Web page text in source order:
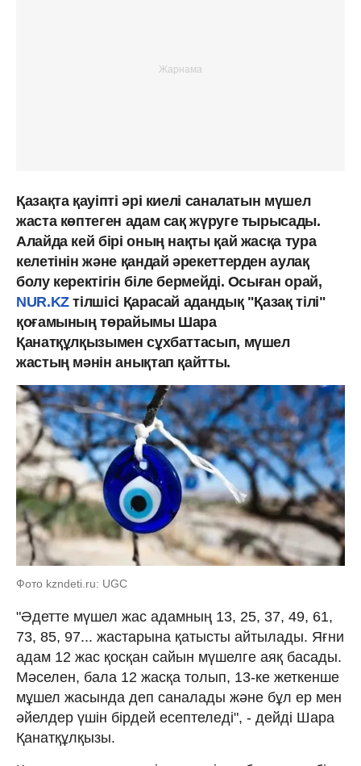
Қазақта қауіпті әрі киелі саналатын мүшел
жаста көптеген адам сақ жүруге тырысады.
Алайда кей бірі оның нақты қай жасқа тура
келетінін және қандай әрекеттерден аулақ
болу керектігін біле бермейді. Осыған орай,
NUR.KZтілшісі Қарасай адандық "Қазақ тілі"
қоғамының төрайымы Шара
Қанатқұлқызымен сұхбаттасып, мүшел
жастың мәнін анықтап қайтты.
Фото kzndeti.ru: UGC
"Әдетте мүшел жас адамның 13, 25, 37, 49, 61,
73, 85, 97... жастарына қатысты айтылады. Яғни
адам 12 жас қосқан сайын мүшелге аяқ басады.
Мәселен, бала 12 жасқа толып, 13-ке жеткенше
мұшел жасында деп саналады және бұл ер мен
әйелдер үшін бірдей есептеледі", - дейді Шара
Қанатқұлқызы.